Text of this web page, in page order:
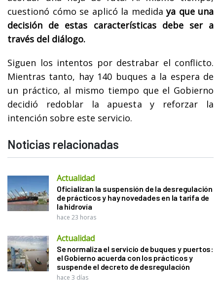
cuestionó cómo se aplicó la medida ya que una
decisión de estas características debe ser a
través del diálogo.
Siguen los intentos por destrabar el conflicto.
Mientras tanto, hay 140 buques a la espera de
un práctico, al mismo tiempo que el Gobierno
decidió redoblar la apuesta y reforzar la
intención sobre este servicio.
Noticias relacionadas
Actualidad
Oficializan la suspensión de la desregulación
de prácticos y hay novedades en la tarifa de
la hidrovía
hace 23 horas
Actualidad
Se normaliza el servicio de buques y puertos:
el Gobierno acuerda con los prácticos y
suspende el decreto de desregulación
hace 3 días